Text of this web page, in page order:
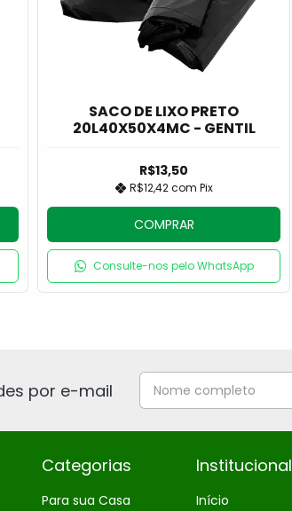
SACO DE LIXO PRETO
20L40X50X4MC - GENTIL
R$13,50
R$12,42com Pix
COMPRAR
Consulte-nos pelo WhatsApp
por e-mail
Categorias
Para sua Casa
Institucional
Início